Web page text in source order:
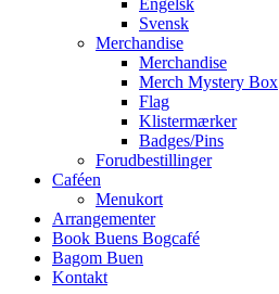
Engelsk
Svensk
Merchandise
Merchandise
Merch Mystery Box
Flag
Klistermærker
Badges/Pins
Forudbestillinger
Caféen
Menukort
Arrangementer
Book Buens Bogcafé
Bagom Buen
Kontakt